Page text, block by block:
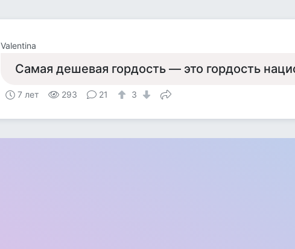
Valentina
Самая дешевая гордость — это гордость
7 лет 293 21 3